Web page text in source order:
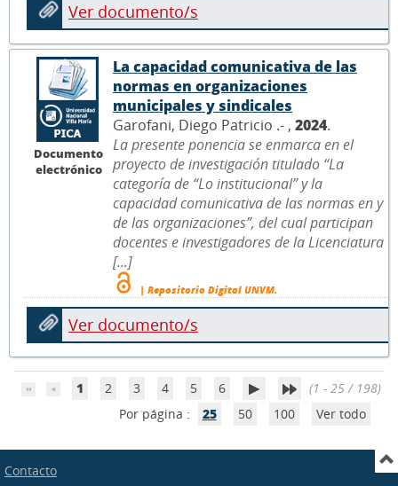
Ver documento/s
Documento
electrónico
La capacidad comunicativa de las
normas en organizaciones
municipales y sindicales
Garofani, Diego Patricio .- , 2024.
La presente ponencia se enmarca en el
proyecto de investigación titulado “La
categoría de “Lo institucional” y la
capacidad comunicativa de las normas en y
de las organizaciones”, del cual participan
docentes e investigadores de la Licenciatura
[...]
| Repositorio Digital UNVM.
Ver documento/s
1 2 3 4 5 6
(1 - 25 / 198)
Por página :
25 50 100 Ver todo
Contacto